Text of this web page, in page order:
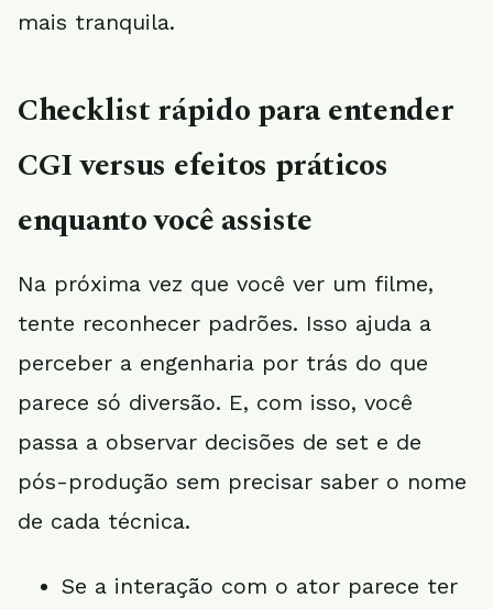
mais tranquila.
Checklist rápido para entender
CGI versus efeitos práticos
enquanto você assiste
Na próxima vez que você ver um filme,
tente reconhecer padrões. Isso ajuda a
perceber a engenharia por trás do que
parece só diversão. E, com isso, você
passa a observar decisões de set e de
pós-produção sem precisar saber o nome
de cada técnica.
Se a interação com o ator parece ter